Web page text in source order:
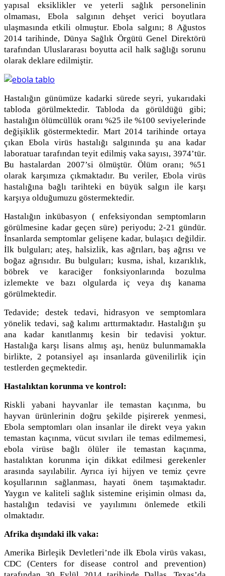
yapısal eksiklikler ve yeterli sağlık personelinin
olmaması, Ebola salgının dehşet verici boyutlara
ulaşmasında etkili olmuştur. Ebola salgını; 8 Ağustos
2014 tarihinde, Dünya Sağlık Örgütü Genel Direktörü
tarafından Uluslararası boyutta acil halk sağlığı sorunu
olarak deklare edilmiştir.
Hastalığın günümüze kadarki sürede seyri, yukarıdaki
tabloda görülmektedir. Tabloda da görüldüğü gibi;
hastalığın ölümcüllük oranı %25 ile %100 seviyelerinde
değişiklik göstermektedir. Mart 2014 tarihinde ortaya
çıkan Ebola virüs hastalığı salgınında şu ana kadar
laboratuar tarafından teyit edilmiş vaka sayısı, 3974’tür.
Bu hastalardan 2007’si ölmüştür. Ölüm oranı; %51
olarak karşımıza çıkmaktadır. Bu veriler, Ebola virüs
hastalığına bağlı tarihteki en büyük salgın ile karşı
karşıya olduğumuzu göstermektedir.
Hastalığın inkübasyon ( enfeksiyondan semptomların
görülmesine kadar geçen süre) periyodu; 2-21 gündür.
İnsanlarda semptomlar gelişene kadar, bulaşıcı değildir.
İlk bulguları; ateş, halsizlik, kas ağrıları, baş ağrısı ve
boğaz ağrısıdır. Bu bulguları; kusma, ishal, kızarıklık,
böbrek ve karaciğer fonksiyonlarında bozulma
izlemekte ve bazı olgularda iç veya dış kanama
görülmektedir.
Tedavide; destek tedavi, hidrasyon ve semptomlara
yönelik tedavi, sağ kalımı arttırmaktadır. Hastalığın şu
ana kadar kanıtlanmış kesin bir tedavisi yoktur.
Hastalığa karşı lisans almış aşı, henüz bulunmamakla
birlikte, 2 potansiyel aşı insanlarda güvenilirlik için
testlerden geçmektedir.
Hastalıktan korunma ve kontrol:
Riskli yabani hayvanlar ile temastan kaçınma, bu
hayvan ürünlerinin doğru şekilde pişirerek yenmesi,
Ebola semptomları olan insanlar ile direkt veya yakın
temastan kaçınma, vücut sıvıları ile temas edilmemesi,
ebola virüse bağlı ölüler ile temastan kaçınma,
hastalıktan korunma için dikkat edilmesi gerekenler
arasında sayılabilir. Ayrıca iyi hijyen ve temiz çevre
koşullarının sağlanması, hayati önem taşımaktadır.
Yaygın ve kaliteli sağlık sistemine erişimin olması da,
hastalığın tedavisi ve yayılımını önlemede etkili
olmaktadır.
Afrika dışındaki ilk vaka:
Amerika Birleşik Devletleri’nde ilk Ebola virüs vakası,
CDC (Centers for disease control and prevention)